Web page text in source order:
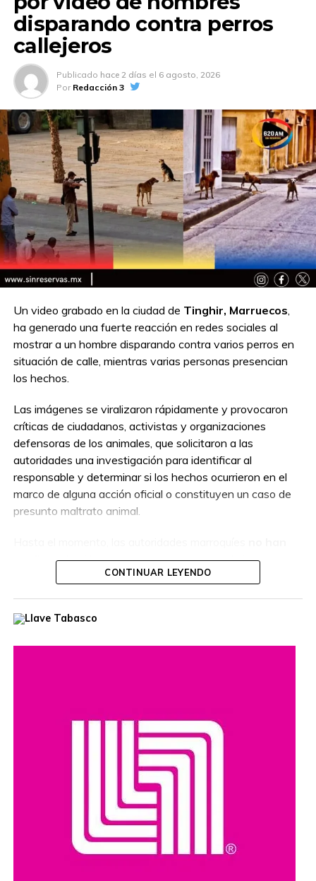
disparando contra perros
callejeros
Publicado hace 2 días el 6 agosto, 2026
Por Redacción 3
Un video grabado en la ciudad de Tinghir, Marruecos,
ha generado una fuerte reacción en redes sociales al
mostrar a un hombre disparando contra varios perros en
situación de calle, mientras varias personas presencian
los hechos.
Las imágenes se viralizaron rápidamente y provocaron
críticas de ciudadanos, activistas y organizaciones
defensoras de los animales, que solicitaron a las
autoridades una investigación para identificar al
responsable y determinar si los hechos ocurrieron en el
marco de alguna acción oficial o constituyen un caso de
presunto maltrato animal.
confirmadosi la persona que aparece en el video
actuaba como parte de un operativo autorizado o por
permanecen bajo investigación.
sacrificios masivos.
Organizaciones y ciudadanos han pedido que las
investigaciones se realicen con transparencia y que, en
caso de confirmarse irregularidades, se determinen las
responsabilidades conforme a la legislación vigente.
CONTINUAR LEYENDO